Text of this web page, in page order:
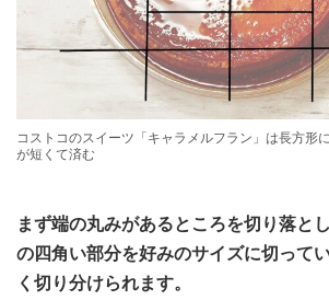
コストコのスイーツ「キャラメルフラン」は長方形
が短くて済む
まず端の丸みがあるところを切り落と
の四角い部分を好みのサイズに切って
く切り分けられます。